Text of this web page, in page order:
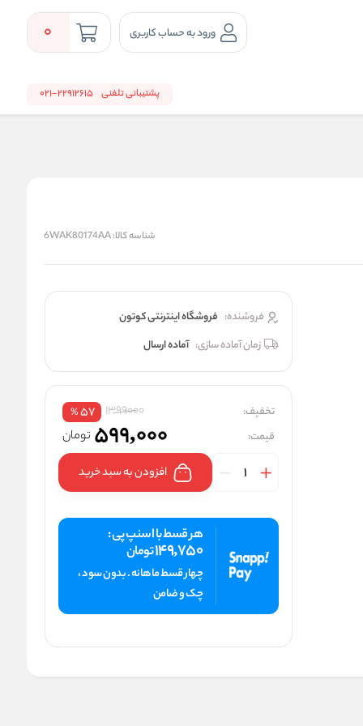
ورود به حساب کاربری 0
پشتیبانی تلفنی 22912615-021
شناسه کالا:6WAK80174AA
فروشنده: فروشگاه اینترنتی کوتون
زمان آماده سازی: آماده ارسال
تخفیف: 1399000
57
%
قیمت: 599,000 تومان
افزودن به سبد خرید
هر قسط با اسنپ پی :
149,750تومان
چهار قسط ماهانه . بدون سود ،
چک و ضامن